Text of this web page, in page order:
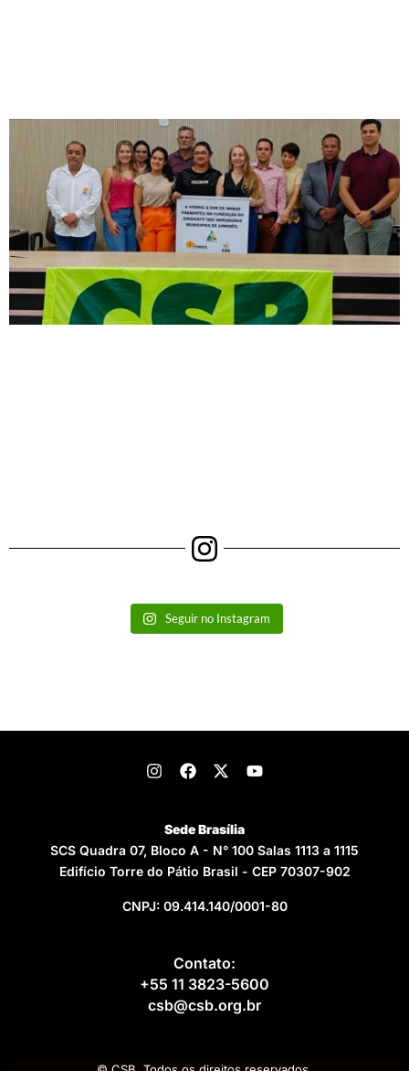
Seguir no Instagram
Sede Brasília
SCS Quadra 07, Bloco A - N° 100 Salas 1113 a 1115
Edifício Torre do Pátio Brasil - CEP 70307-902
CNPJ: 09.414.140/0001-80
Contato:
+55 11 3823-5600
csb@csb.org.br